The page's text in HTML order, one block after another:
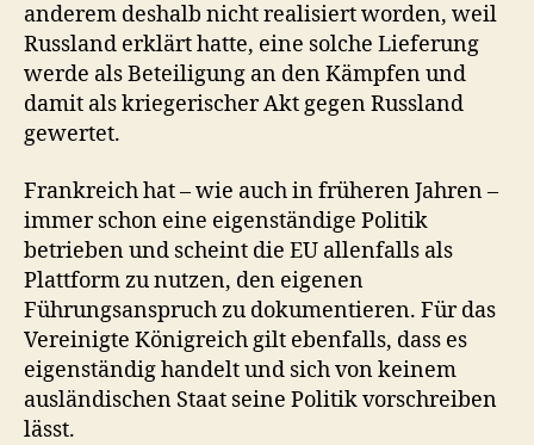
anderem deshalb nicht realisiert worden, weil
Russland erklärt hatte, eine solche Lieferung
werde als Beteiligung an den Kämpfen und
damit als kriegerischer Akt gegen Russland
gewertet.
Frankreich hat – wie auch in früheren Jahren –
immer schon eine eigenständige Politik
betrieben und scheint die EU allenfalls als
Plattform zu nutzen, den eigenen
Führungsanspruch zu dokumentieren. Für das
Vereinigte Königreich gilt ebenfalls, dass es
eigenständig handelt und sich von keinem
ausländischen Staat seine Politik vorschreiben
lässt.